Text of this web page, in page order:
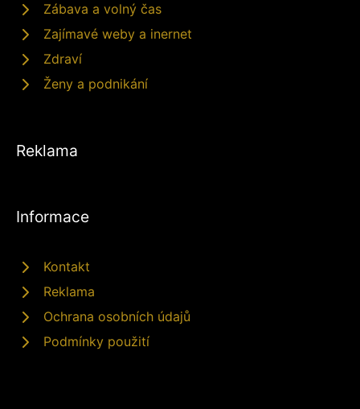
Zábava a volný čas
Zajímavé weby a inernet
Zdraví
Ženy a podnikání
Reklama
Informace
Kontakt
Reklama
Ochrana osobních údajů
Podmínky použití